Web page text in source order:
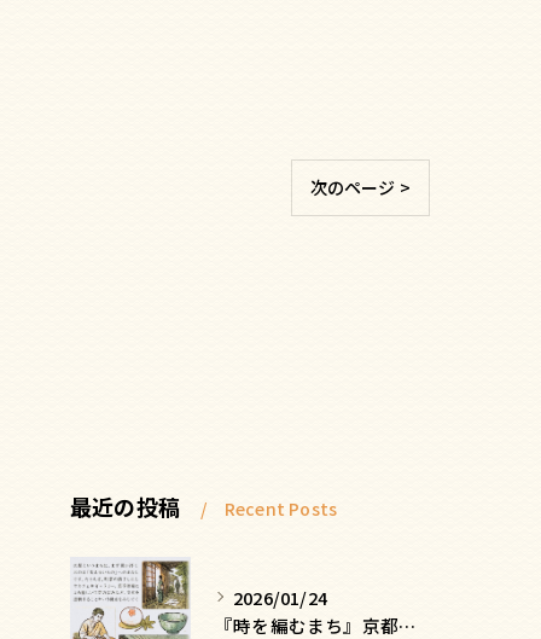
次のページ >
最近の投稿 Recent Posts
2026/01/24
『時を編むまち』京都ー日常にひそむ、静かな贅沢